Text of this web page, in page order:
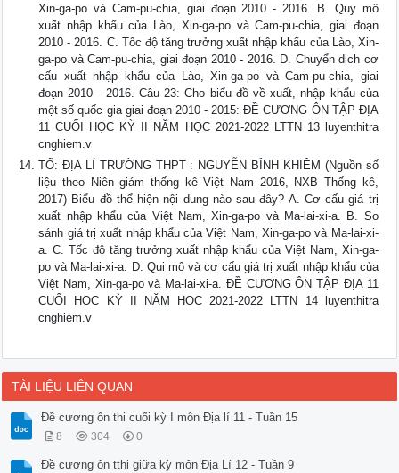
Xin-ga-po và Cam-pu-chia, giai đoạn 2010 - 2016. B. Quy mô
xuất nhập khẩu của Lào, Xin-ga-po và Cam-pu-chia, giai đoạn
2010 - 2016. C. Tốc độ tăng trưởng xuất nhập khẩu của Lào, Xin-
ga-po và Cam-pu-chia, giai đoạn 2010 - 2016. D. Chuyển dịch cơ
cấu xuất nhập khẩu của Lào, Xin-ga-po và Cam-pu-chia, giai
đoạn 2010 - 2016. Câu 23: Cho biểu đồ về xuất, nhập khẩu của
một số quốc gia giai đoạn 2010 - 2015: ĐỀ CƯƠNG ÔN TẬP ĐỊA
11 CUỐI HỌC KỲ II NĂM HỌC 2021-2022 LTTN 13 luyenthitra
cnghiem.v
TỔ: ĐỊA LÍ TRƯỜNG THPT : NGUYỄN BỈNH KHIÊM (Nguồn số
liệu theo Niên giám thống kê Việt Nam 2016, NXB Thống kê,
2017) Biểu đồ thể hiện nội dung nào sau đây? A. Cơ cấu giá trị
xuất nhập khẩu của Việt Nam, Xin-ga-po và Ma-lai-xi-a. B. So
sánh giá trị xuất nhập khẩu của Việt Nam, Xin-ga-po và Ma-lai-xi-
a. C. Tốc độ tăng trưởng xuất nhập khẩu của Việt Nam, Xin-ga-
po và Ma-lai-xi-a. D. Qui mô và cơ cấu giá trị xuất nhập khẩu của
Việt Nam, Xin-ga-po và Ma-lai-xi-a. ĐỀ CƯƠNG ÔN TẬP ĐỊA 11
CUỐI HỌC KỲ II NĂM HỌC 2021-2022 LTTN 14 luyenthitra
cnghiem.v
TÀI LIỆU LIÊN QUAN
Đề cương ôn thi cuối kỳ I môn Địa lí 11 - Tuần 15
8 304 0
Đề cương ôn tthi giữa kỳ môn Địa Lí 12 - Tuần 9